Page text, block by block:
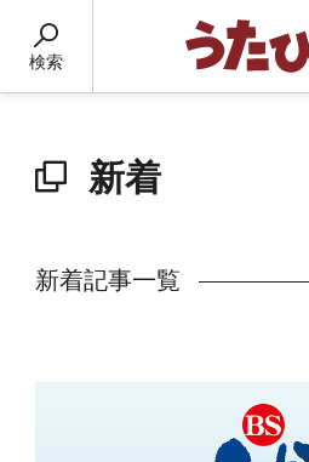
検索
新着
新着記事一覧